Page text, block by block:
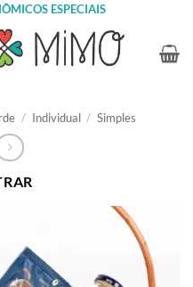
ESPECIAIS
/ Individual / Simples